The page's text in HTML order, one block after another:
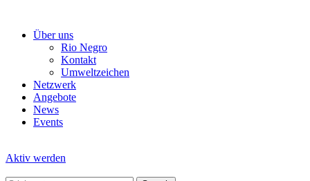
Über uns
Rio Negro
Kontakt
Umweltzeichen
Netzwerk
Angebote
News
Events
Aktiv werden